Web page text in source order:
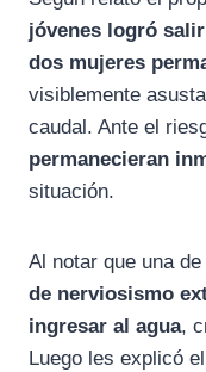
jóvenes logró
dos mujeres
visiblemente
caudal. Ante el
permanecieran
situación.
Al notar que una de
de nerviosismo
ingresar al agua,
Luego les explicó